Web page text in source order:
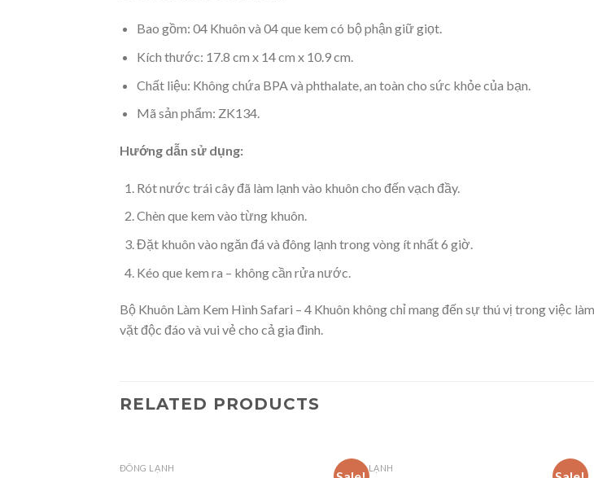
Bao gồm: 04 Khuôn và 04 que kem có bộ phận giữ giọt.
Kích thước: 17.8 cm x 14 cm x 10.9 cm.
Chất liệu: Không chứa BPA và phthalate, an toàn cho sức khỏe của bạn.
Mã sản phẩm: ZK134.
Hướng dẫn sử dụng:
Rót nước trái cây đã làm lạnh vào khuôn cho đến vạch đầy.
Chèn que kem vào từng khuôn.
Đặt khuôn vào ngăn đá và đông lạnh trong vòng ít nhất 6 giờ.
Kéo que kem ra – không cần rửa nước.
Bộ Khuôn Làm Kem Hình Safari – 4 Khuôn không chỉ mang đến sự thú vị trong việc
vặt độc đáo và vui vẻ cho cả gia đình.
RELATED PRODUCTS
ĐÔNG LẠNH ĐÔNG LẠNH